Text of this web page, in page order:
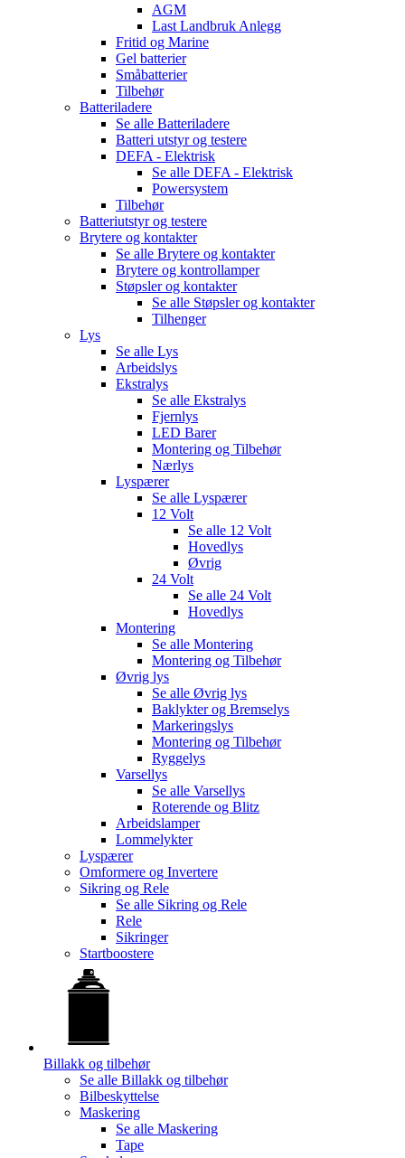
AGM
Last Landbruk Anlegg
Fritid og Marine
Gel batterier
Småbatterier
Tilbehør
Batteriladere
Se alle Batteriladere
Batteri utstyr og testere
DEFA - Elektrisk
Se alle DEFA - Elektrisk
Powersystem
Tilbehør
Batteriutstyr og testere
Brytere og kontakter
Se alle Brytere og kontakter
Brytere og kontrollamper
Støpsler og kontakter
Se alle Støpsler og kontakter
Tilhenger
Lys
Se alle Lys
Arbeidslys
Ekstralys
Se alle Ekstralys
Fjernlys
LED Barer
Montering og Tilbehør
Nærlys
Lyspærer
Se alle Lyspærer
12 Volt
Se alle 12 Volt
Hovedlys
Øvrig
24 Volt
Se alle 24 Volt
Hovedlys
Montering
Se alle Montering
Montering og Tilbehør
Øvrig lys
Se alle Øvrig lys
Baklykter og Bremselys
Markeringslys
Montering og Tilbehør
Ryggelys
Varsellys
Se alle Varsellys
Roterende og Blitz
Arbeidslamper
Lommelykter
Lyspærer
Omformere og Invertere
Sikring og Rele
Se alle Sikring og Rele
Rele
Sikringer
Startboostere
Billakk og tilbehør
Se alle Billakk og tilbehør
Bilbeskyttelse
Maskering
Se alle Maskering
Tape